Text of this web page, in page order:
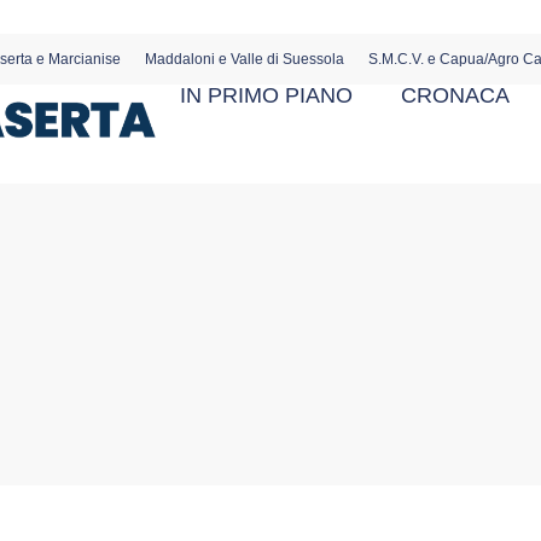
e Marcianise Maddaloni e Valle di Suessola S.M.C.V. e Capua/Agro
IN PRIMO PIANO CRONACA